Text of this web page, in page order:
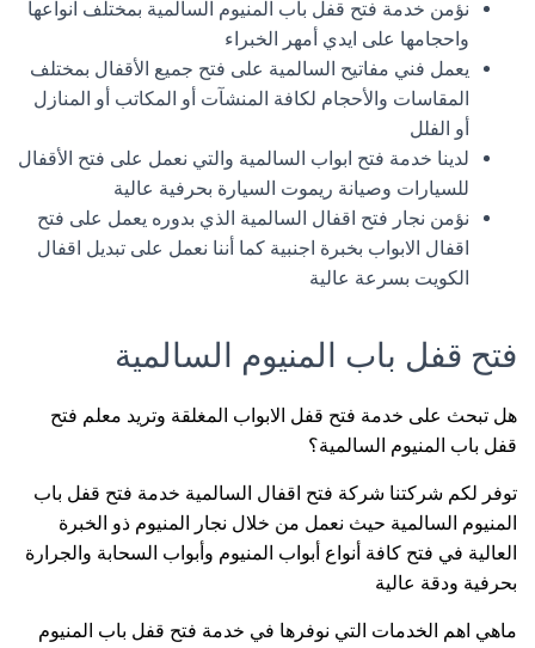
نؤمن خدمة فتح قفل باب المنيوم السالمية بمختلف انواعها
واحجامها على ايدي أمهر الخبراء
يعمل فني مفاتيح السالمية على فتح جميع الأقفال بمختلف
المقاسات والأحجام لكافة المنشآت أو المكاتب أو المنازل
أو الفلل
لدينا خدمة فتح ابواب السالمية والتي نعمل على فتح الأقفال
للسيارات وصيانة ريموت السيارة بحرفية عالية
نؤمن نجار فتح اقفال السالمية الذي بدوره يعمل على فتح
اقفال الابواب بخبرة اجنبية كما أننا نعمل على تبديل اقفال
الكويت بسرعة عالية
فتح قفل باب المنيوم السالمية
هل تبحث على خدمة فتح قفل الابواب المغلقة وتريد معلم فتح
قفل باب المنيوم السالمية؟
توفر لكم شركتنا شركة فتح اقفال السالمية خدمة فتح قفل باب
المنيوم السالمية حيث نعمل من خلال نجار المنيوم ذو الخبرة
العالية في فتح كافة أنواع أبواب المنيوم وأبواب السحابة والجرارة
بحرفية ودقة عالية
ماهي اهم الخدمات التي نوفرها في خدمة فتح قفل باب المنيوم